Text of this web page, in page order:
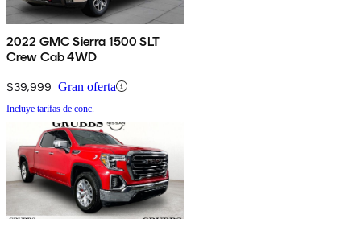
2022 GMC Sierra 1500 SLT
Crew Cab 4WD
$39,999 Gran oferta
Incluye tarifas de conc.